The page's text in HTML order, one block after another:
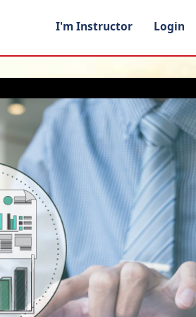
I'm Instructor Login